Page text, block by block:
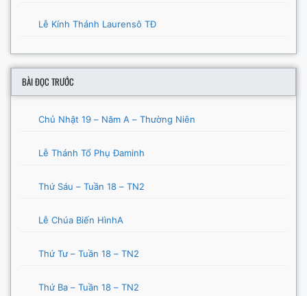
Lễ Kính Thánh Laurensô TĐ
BÀI ĐỌC TRƯỚC
Chủ Nhật 19 – Năm A – Thường Niên
Lễ Thánh Tổ Phụ Đaminh
Thứ Sáu – Tuần 18 – TN2
Lễ Chúa Biến HìnhA
Thứ Tư – Tuần 18 – TN2
Thứ Ba – Tuần 18 – TN2